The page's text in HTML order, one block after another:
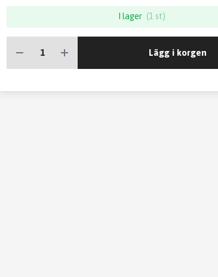
I lager (1 st)
Lägg i korgen